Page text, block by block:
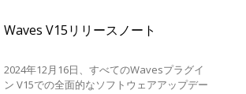
Waves V15リリースノート
2024年12月16日、すべてのWavesプラグイ
ン V15での全面的なソフトウェアアップデー